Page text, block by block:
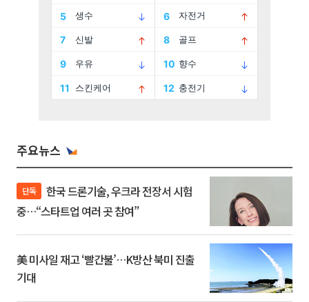
주요뉴스
단독
중…“스타트업 여러 곳 참여”
美 미사일 재고 ‘빨간불’…K방산 북미 진출
기대